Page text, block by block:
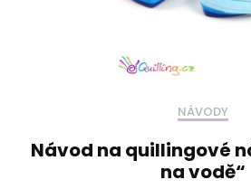
NÁVODY
Návod na quillingové
na vodě“